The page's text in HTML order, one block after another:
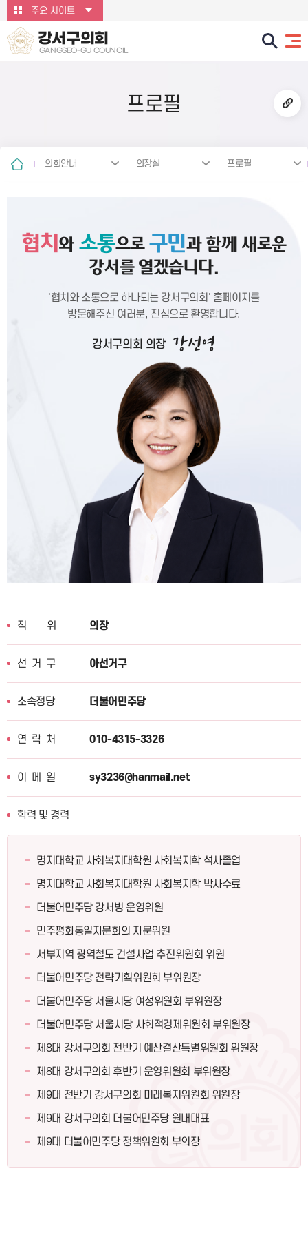
본문바로가기주요 사이트
강서구의회
GANGSEO-GU COUNCIL
프로필
의회안내 의장실 프로필
협치 와 소통으로 구민과 함께 새로운
강서를 열겠습니다.
'협치와 소통으로 하나되는 강서구의회' 홈페이지를
방문해주신 여러분, 진심으로 환영합니다.
강서구의회 의장 강선영
직위 의장
선거구 아선거구
소속정당 더불어민주당
연락처 010-4315-3326
이메일 sy3236@hanmail.net
학력 및 경력
명지대학교 사회복지대학원 사회복지학 석사졸업
명지대학교 사회복지대학원 사회복지학 박사수료
더불어민주당 강서병 운영위원
민주평화통일자문회의 자문위원
서부지역 광역철도 건설사업 추진위원회 위원
더불어민주당 전략기획위원회 부위원장
더불어민주당 서울시당 여성위원회 부위원장
더불어민주당 서울시당 사회적경제위원회 부위원장
제8대 강서구의회 전반기 예산결산특별위원회 위원장
제8대 강서구의회 후반기 운영위원회 부위원장
제9대 전반기 강서구의회 미래복지위원회 위원장
제9대 강서구의회 더불어민주당 원내대표
제9대 더불어민주당 정책위원회 부의장